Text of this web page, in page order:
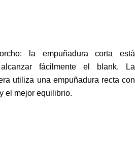
la empuñadura corta está
fácilmente el blank. La
utiliza una empuñadura recta con
el mejor equilibrio.